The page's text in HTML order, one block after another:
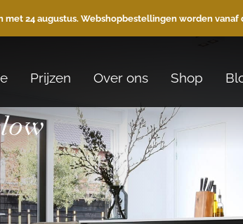
met 24 augustus. Webshopbestellingen worden
Prijzen Over ons Shop